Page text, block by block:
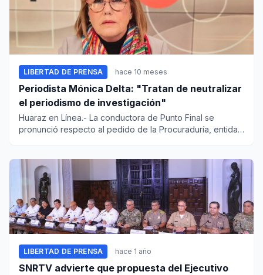
LIBERTAD DE PRENSA hace 10 meses
Periodista Mónica Delta: "Tratan de neutralizar
el periodismo de investigación"
Huaraz en Línea.- La conductora de Punto Final se
pronunció respecto al pedido de la Procuraduría, entidad
LIBERTAD DE PRENSA hace 1 año
SNRTV advierte que propuesta del Ejecutivo